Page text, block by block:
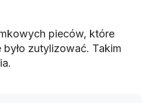
pieców, które
zutylizować. Takim